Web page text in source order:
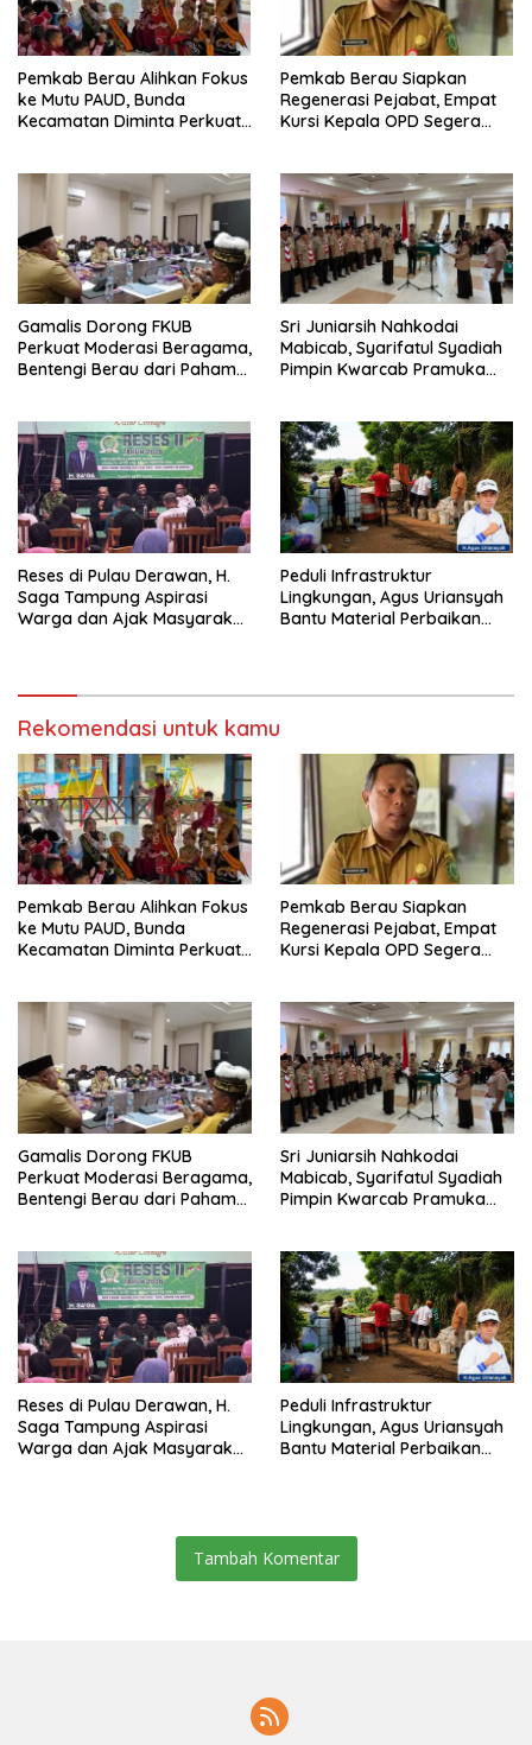
Pemkab Berau Alihkan Fokus
ke Mutu PAUD, Bunda
Kecamatan Diminta Perkuat
Pemkab Berau Siapkan
Regenerasi Pejabat, Empat
Kursi Kepala OPD Segera
Gamalis Dorong FKUB
Perkuat Moderasi Beragama,
Bentengi Berau dari Paham
Sri Juniarsih Nahkodai
Mabicab, Syarifatul Syadiah
Pimpin Kwarcab Pramuka
Reses di Pulau Derawan, H.
Saga Tampung Aspirasi
Warga dan Ajak Masyarakat
Peduli Infrastruktur
Lingkungan, Agus Uriansyah
Bantu Material Perbaikan
Rekomendasi untuk kamu
Pemkab Berau Alihkan Fokus
ke Mutu PAUD, Bunda
Kecamatan Diminta Perkuat
Pemkab Berau Siapkan
Regenerasi Pejabat, Empat
Kursi Kepala OPD Segera
Gamalis Dorong FKUB
Perkuat Moderasi Beragama,
Bentengi Berau dari Paham
Sri Juniarsih Nahkodai
Mabicab, Syarifatul Syadiah
Pimpin Kwarcab Pramuka
Reses di Pulau Derawan, H.
Saga Tampung Aspirasi
Warga dan Ajak Masyarakat
Peduli Infrastruktur
Lingkungan, Agus Uriansyah
Bantu Material Perbaikan
Tambah Komentar